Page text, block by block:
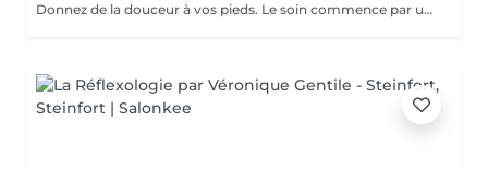
Donnez de la douceur à vos pieds. Le soin commence par un gommage de la demi-jambe et des pieds, puis avec un grand pinceau la spécialiste de beauté applique la paraffine chaude sur chaque pieds, ce masque va poser environ 15 min, puis vient le moment de la détente: le modelage des pieds, relaxation suprême. Résultat des pieds doux comme une peau de bébé.